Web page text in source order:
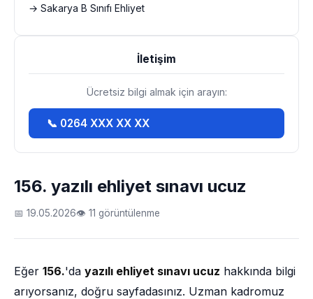
156. yazılı ehliyet sınavı ucuz
📅 19.05.2026👁 11 görüntülenme
Eğer 156.'da yazılı ehliyet sınavı ucuz hakkında bilgi
arıyorsanız, doğru sayfadasınız. Uzman kadromuz
→ Sakarya B Sınıfı Ehliyet
İletişim
Ücretsiz bilgi almak için arayın:
📞 0264 XXX XX XX